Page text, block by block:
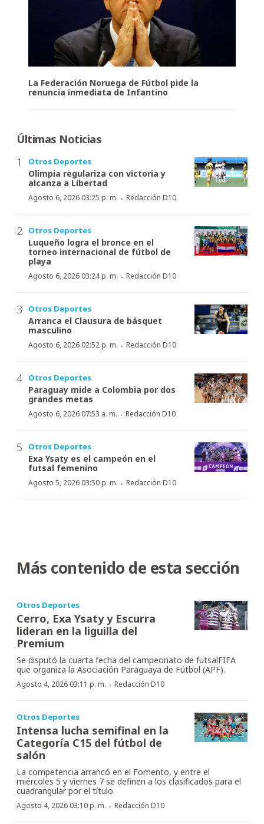
La Federación Noruega de Fútbol pide la
renuncia inmediata de Infantino
Últimas Noticias
Otros Deportes
Olimpia regulariza con victoria y
alcanza a Libertad
Agosto 6, 2026 03:25 p. m. · Redacción D10
Otros Deportes
Luqueño logra el bronce en el
torneo internacional de fútbol de
playa
Agosto 6, 2026 03:24 p. m. · Redacción D10
Otros Deportes
Arranca el Clausura de básquet
masculino
Agosto 6, 2026 02:52 p. m. · Redacción D10
Otros Deportes
Paraguay mide a Colombia por dos
grandes metas
Agosto 6, 2026 07:53 a. m. · Redacción D10
Otros Deportes
Exa Ysaty es el campeón en el
futsal femenino
Agosto 5, 2026 03:50 p. m. · Redacción D10
Más contenido de esta sección
Otros Deportes
Cerro, Exa Ysaty y Escurra
lideran en la liguilla del
Premium
Se disputó la cuarta fecha del campeonato de futsalFIFA
que organiza la Asociación Paraguaya de Fútbol (APF).
Agosto 4, 2026 03:11 p. m. · Redacción D10
Otros Deportes
Intensa lucha semifinal en la
Categoría C15 del fútbol de
salón
La competencia arrancó en el Fomento, y entre el
miércoles 5 y viernes 7 se definen a los clasificados para el
cuadrangular por el título.
Agosto 4, 2026 03:10 p. m. · Redacción D10